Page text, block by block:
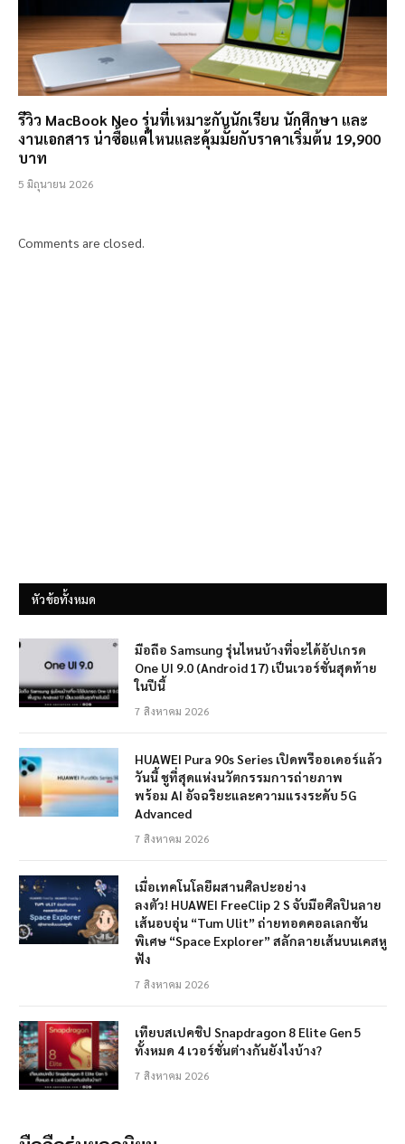
รีวิว MacBook Neo รุ่นที่เหมาะกับนักเรียน นักศึกษา และ
งานเอกสาร น่าซื้อแค่ไหนและคุ้มมั้ยกับราคาเริ่มต้น 19,900
บาท
5 มิถุนายน 2026
Comments are closed.
หัวข้อทั้งหมด
มือถือ Samsung รุ่นไหนบ้างที่จะได้อัปเกรด
One UI 9.0 (Android 17) เป็นเวอร์ชั่นสุดท้าย
ในปีนี้
7 สิงหาคม 2026
HUAWEI Pura 90s Series เปิดพรีออเดอร์แล้ว
วันนี้ ชูที่สุดแห่งนวัตกรรมการถ่ายภาพ
พร้อม AI อัจฉริยะและความแรงระดับ 5G
Advanced
7 สิงหาคม 2026
เมื่อเทคโนโลยีผสานศิลปะอย่าง
ลงตัว! HUAWEI FreeClip 2 S จับมือศิลปินลาย
เส้นอบอุ่น “Tum Ulit” ถ่ายทอดคอลเลกชัน
พิเศษ “Space Explorer” สลักลายเส้นบนเคสหู
ฟัง
7 สิงหาคม 2026
เทียบสเปคชิป Snapdragon 8 Elite Gen 5
ทั้งหมด 4 เวอร์ชั่นต่างกันยังไงบ้าง?
7 สิงหาคม 2026